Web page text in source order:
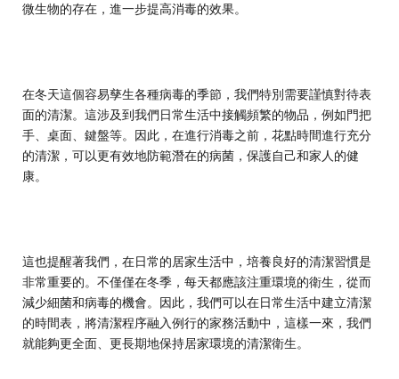
微生物的存在，進一步提高消毒的效果。
在冬天這個容易孳生各種病毒的季節，我們特別需要謹慎對待表
面的清潔。這涉及到我們日常生活中接觸頻繁的物品，例如門把
手、桌面、鍵盤等。因此，在進行消毒之前，花點時間進行充分
的清潔，可以更有效地防範潛在的病菌，保護自己和家人的健
康。
這也提醒著我們，在日常的居家生活中，培養良好的清潔習慣是
非常重要的。不僅僅在冬季，每天都應該注重環境的衛生，從而
減少細菌和病毒的機會。因此，我們可以在日常生活中建立清潔
的時間表，將清潔程序融入例行的家務活動中，這樣一來，我們
就能夠更全面、更長期地保持居家環境的清潔衛生。